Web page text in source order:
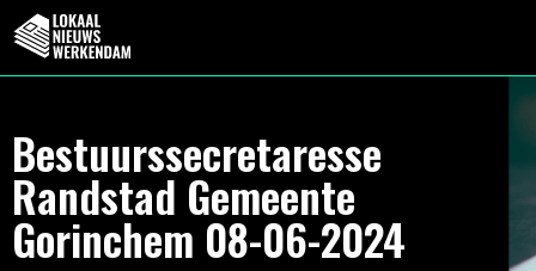
Bestuurssecretaresse
Randstad Gemeente
Gorinchem 08-06-2024